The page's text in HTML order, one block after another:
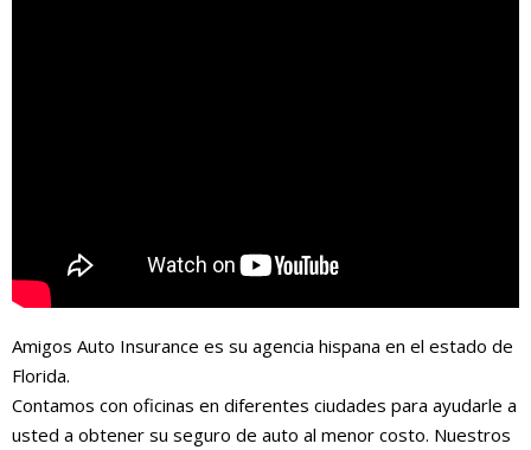
Amigos Auto Insurance es su agencia hispana en el estado de
Florida.
Contamos con oficinas en diferentes ciudades para ayudarle a
usted a obtener su seguro de auto al menor costo. Nuestros